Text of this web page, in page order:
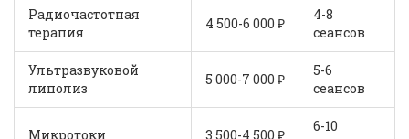
Радиочастотная
терапия
4 500-6 000 ₽
4-8
сеансов
Ультразвуковой
липолиз
5 000-7 000 ₽
5-6
сеансов
Микротоки 3 500-4 500 ₽
6-10